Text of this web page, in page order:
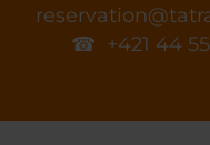
☎ +421 44